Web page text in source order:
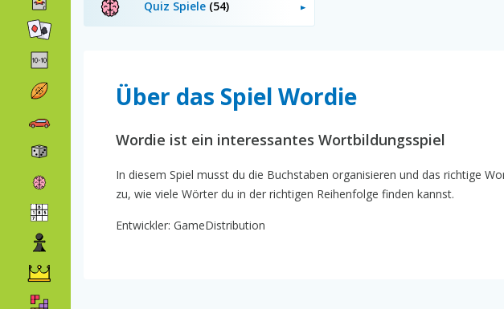
Quiz Spiele (54)
Über das Spiel Wordie
Wordie ist ein interessantes Wortbildungsspiel
In diesem Spiel musst du die Buchstaben organisieren und das richtige
zu, wie viele Wörter du in der richtigen Reihenfolge finden kannst.
Entwickler: GameDistribution